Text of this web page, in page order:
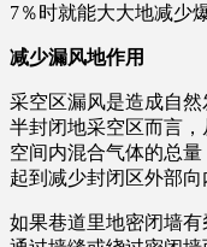
7％时就能大大地减少
减少漏风地作用
采空区漏风是造成自
半封闭地采空区而言
空间内混合气体的总
起到减少封闭区外部向
如果巷道里地密闭墙